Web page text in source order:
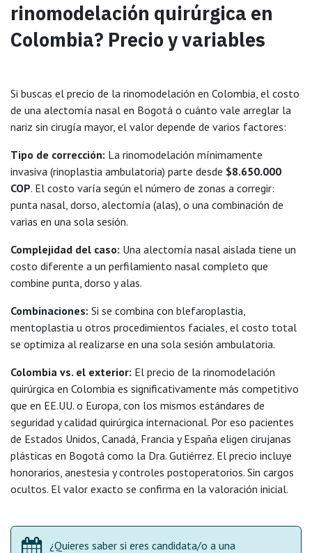
rinomodelación quirúrgica en
Colombia? Precio y variables
Si buscas el precio de la rinomodelación en Colombia, el costo
de una alectomía nasal en Bogotá o cuánto vale arreglar la
nariz sin cirugía mayor, el valor depende de varios factores:
Tipo de corrección: La rinomodelación mínimamente
invasiva (rinoplastia ambulatoria) parte desde $8.650.000
COP. El costo varía según el número de zonas a corregir:
punta nasal, dorso, alectomía (alas), o una combinación de
varias en una sola sesión.
Complejidad del caso: Una alectomía nasal aislada tiene un
costo diferente a un perfilamiento nasal completo que
combine punta, dorso y alas.
Combinaciones: Si se combina con blefaroplastia,
mentoplastia u otros procedimientos faciales, el costo total
se optimiza al realizarse en una sola sesión ambulatoria.
Colombia vs. el exterior: El precio de la rinomodelación
quirúrgica en Colombia es significativamente más competitivo
que en EE.UU. o Europa, con los mismos estándares de
seguridad y calidad quirúrgica internacional. Por eso pacientes
de Estados Unidos, Canadá, Francia y España eligen cirujanas
plásticas en Bogotá como la Dra. Gutiérrez. El precio incluye
honorarios, anestesia y controles postoperatorios. Sin cargos
ocultos. El valor exacto se confirma en la valoración inicial.
¿Quieres saber si eres candidata/o a una